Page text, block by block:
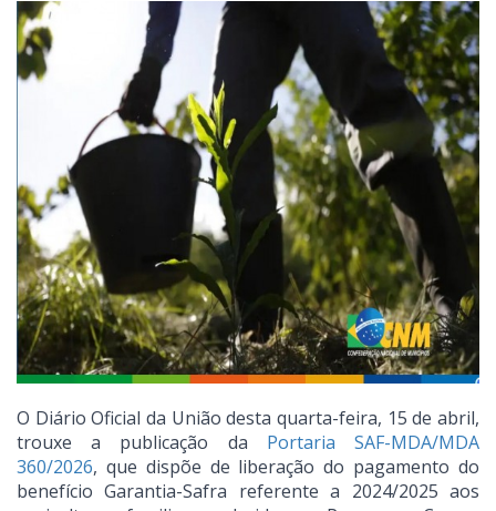
O Diário Oficial da União desta quarta-feira, 15 de abril,
trouxe a publicação da Portaria SAF-MDA/MDA
360/2026, que dispõe de liberação do pagamento do
benefício Garantia-Safra referente a 2024/2025 aos